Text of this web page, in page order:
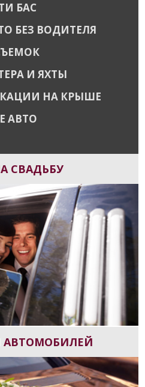
БАС
БЕЗ ВОДИТЕЛЯ
И ЯХТЫ
НА КРЫШЕ
АВТО
СВАДЬБУ
АВТОМОБИЛЕЙ